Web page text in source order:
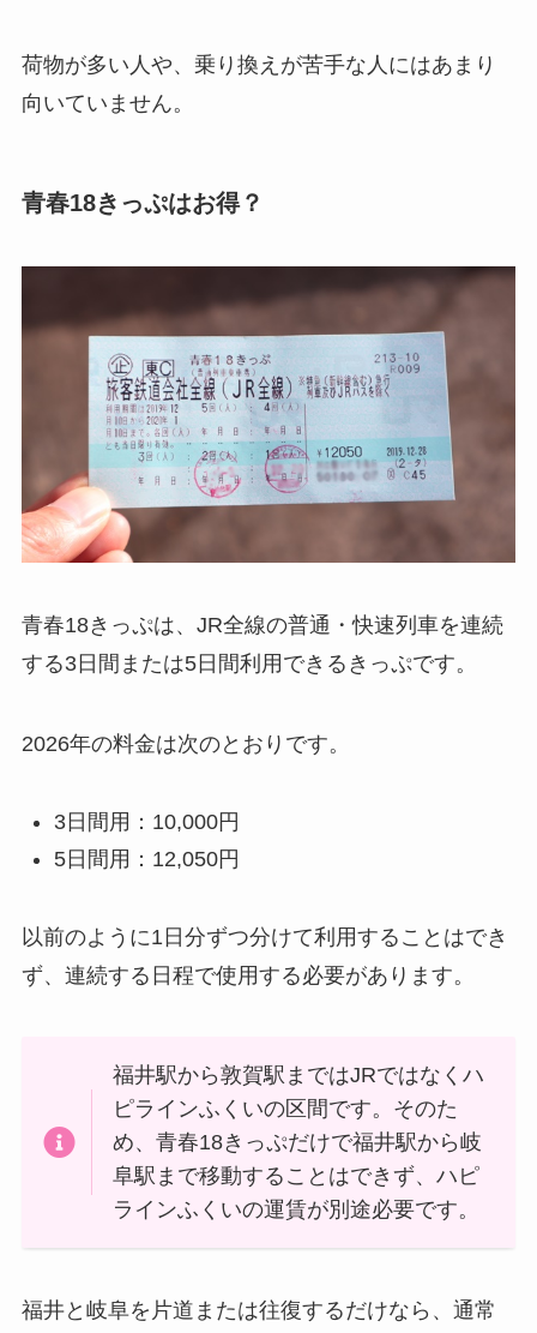
荷物が多い人や、乗り換えが苦手な人にはあまり
向いていません。
青春18きっぷはお得？
青春18きっぷは、JR全線の普通・快速列車を連続
する3日間または5日間利用できるきっぷです。
2026年の料金は次のとおりです。
3日間用：10,000円
5日間用：12,050円
以前のように1日分ずつ分けて利用することはでき
ず、連続する日程で使用する必要があります。
福井駅から敦賀駅まではJRではなくハ
ピラインふくいの区間です。そのた
め、青春18きっぷだけで福井駅から岐
阜駅まで移動することはできず、ハピ
ラインふくいの運賃が別途必要です。
福井と岐阜を片道または往復するだけなら、通常